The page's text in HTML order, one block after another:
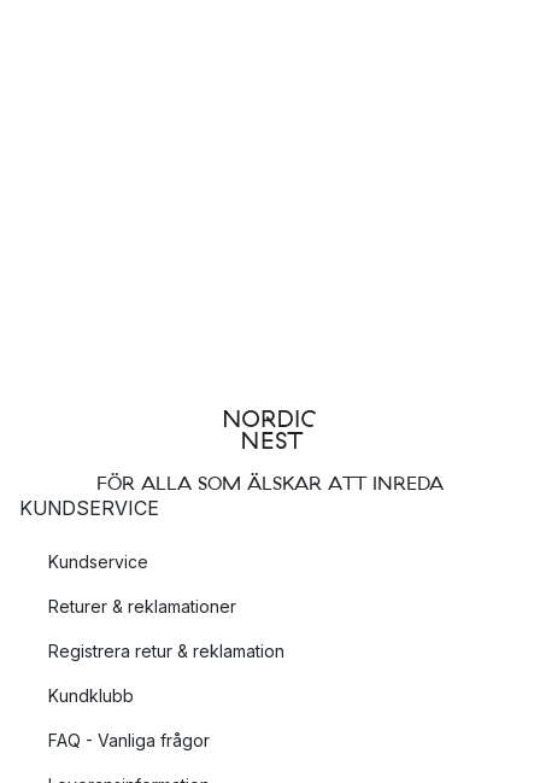
FÖR ALLA SOM ÄLSKAR ATT INREDA
KUNDSERVICE
Kundservice
Returer & reklamationer
Registrera retur & reklamation
Kundklubb
FAQ - Vanliga frågor